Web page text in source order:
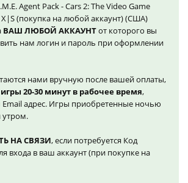
Agent Pack - Cars 2: The Video Game
X|S (покупка на любой аккаунт) (США)
ВАШ ЛЮБОЙ АККАУНТот которого вы
нам логин и пароль при оформлении
нами вручную после вашей оплаты,
20-30 минут в рабочее время,
адрес. Игры приобретенные ночью
утром.
НА СВЯЗИ, если потребуется Код
входа в ваш аккаунт (при покупке на